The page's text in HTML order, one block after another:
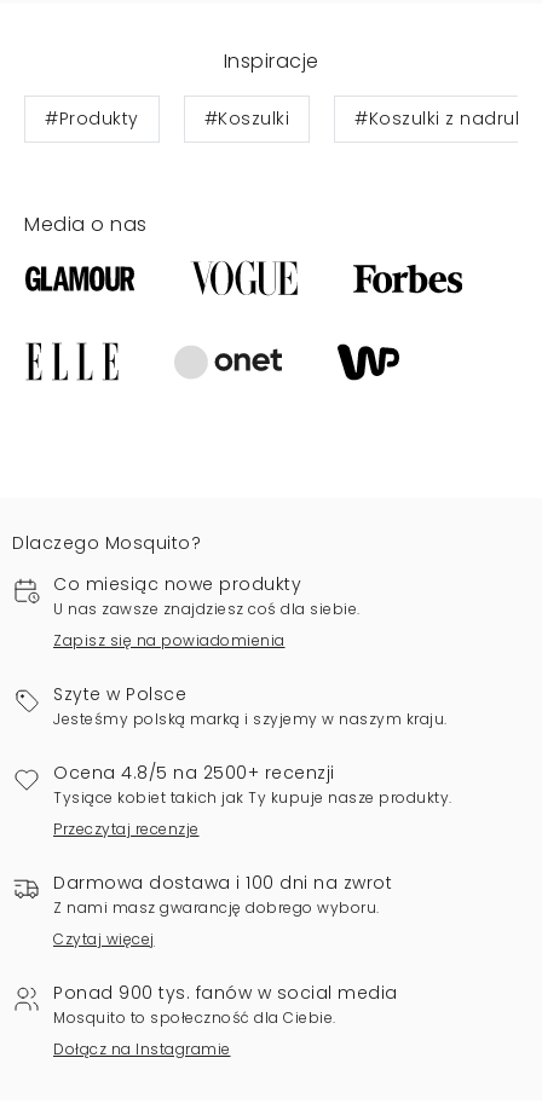
Inspiracje
#Produkty #Koszulki #Koszulki z
Media o nas
Dlaczego Mosquito?
Co miesiąc nowe produkty
U nas zawsze znajdziesz coś dla siebie.
Zapisz się na powiadomienia
Szyte w Polsce
Jesteśmy polską marką i szyjemy w naszym kraju.
Ocena 4.8/5 na 2500+ recenzji
Tysiące kobiet takich jak Ty kupuje nasze produkty.
Przeczytaj recenzje
Darmowa dostawa i 100 dni na zwrot
Z nami masz gwarancję dobrego wyboru.
Czytaj więcej
Ponad 900 tys. fanów w social media
Mosquito to społeczność dla Ciebie.
Dołącz na Instagramie